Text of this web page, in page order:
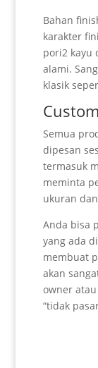
Bahan
karakter
pori2 kayu
alami.
klasik
Semua
dipesan
termasuk
meminta
ukuran
Anda bisa
yang ada
membuat
akan
owner
“tidak